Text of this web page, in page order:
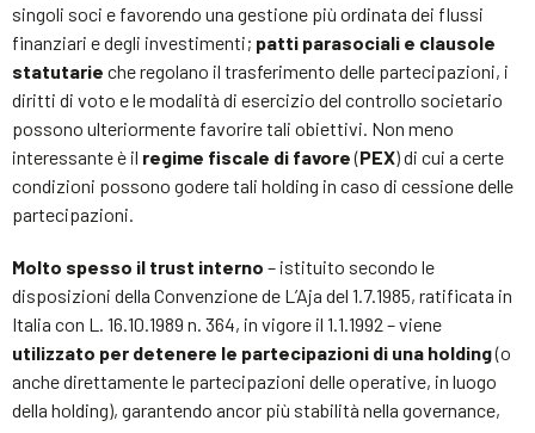
singoli soci e favorendo una gestione più ordinata dei flussi
finanziari e degli investimenti; patti parasociali e clausole
statutarie che regolano il trasferimento delle partecipazioni, i
diritti di voto e le modalità di esercizio del controllo societario
possono ulteriormente favorire tali obiettivi. Non meno
interessante è il regime fiscale di favore(PEX) di cui a certe
condizioni possono godere tali holding in caso di cessione delle
partecipazioni.
Molto spesso il trust interno – istituito secondo le
disposizioni della Convenzione de L’Aja del 1.7.1985, ratificata in
Italia con L. 16.10.1989 n. 364, in vigore il 1.1.1992 – viene
utilizzato per detenere le partecipazioni di una holding(o
anche direttamente le partecipazioni delle operative, in luogo
della holding), garantendo ancor più stabilità nella governance,